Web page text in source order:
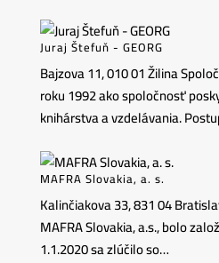
Juraj Štefuň - GEORG
Bajzova 11, 010 01 Žilina
roku 1992 ako spoločnosť
knihárstva a vzdelávania.
MAFRA Slovakia, a. s.
Kalinčiakova 33, 831 04
MAFRA Slovakia, a.s., bolo
1.1.2020 sa zlúčilo so…